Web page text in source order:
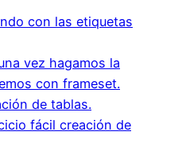
con las etiquetas
vez hagamos la
con frameset.
de tablas.
fácil creación de